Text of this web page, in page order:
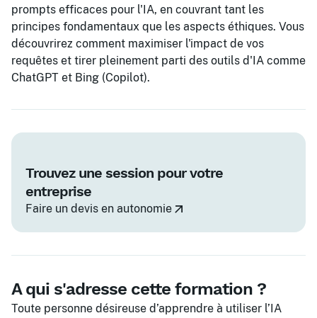
prompts efficaces pour l'IA, en couvrant tant les
principes fondamentaux que les aspects éthiques. Vous
découvrirez comment maximiser l'impact de vos
requêtes et tirer pleinement parti des outils d'IA comme
ChatGPT et Bing (Copilot).
Trouvez une session pour votre
entreprise
Faire un devis en autonomie
A qui s'adresse cette formation ?
Toute personne désireuse d’apprendre à utiliser l’IA